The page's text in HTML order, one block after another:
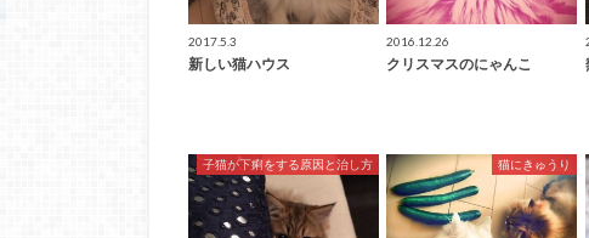
2017.5.3
新しい猫ハウス
2016.12.26
クリスマスのにゃんこ
子猫が下痢をする原因と治し方 猫にきゅうり